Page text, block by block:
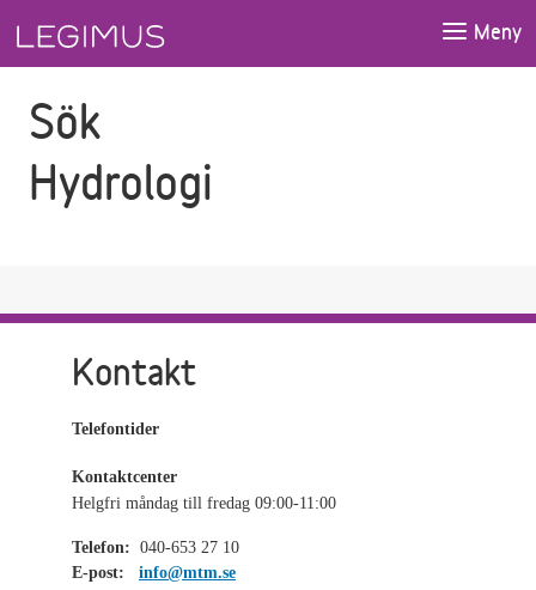
Meny
Sök
Hydrologi
Kontakt
Telefontider
Kontaktcenter
Helgfri måndag till fredag 09:00-11:00
Telefon: 040-653 27 10
E-post:
info@mtm.se